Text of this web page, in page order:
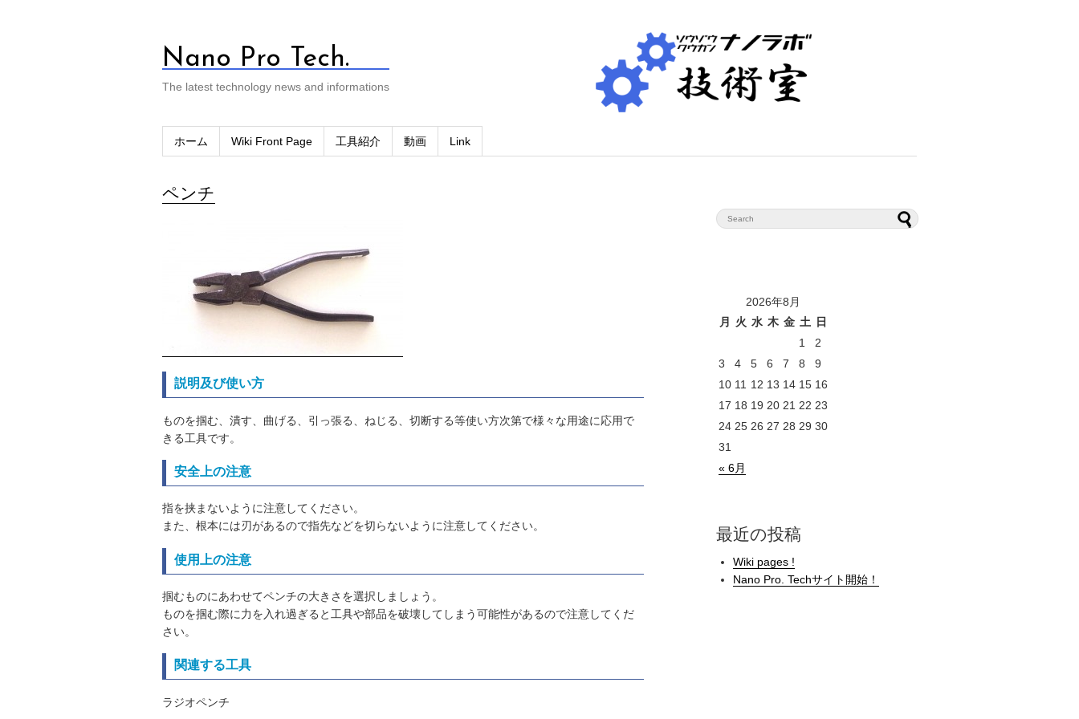
Nano Pro Tech.
The latest technology news and informations
ホーム Wiki Front Page 工具紹介 動画 Link
ペンチ
説明及び使い方
ものを掴む、潰す、曲げる、引っ張る、ねじる、切断する等使い方次第で様々な用途に応用で
きる工具です。
安全上の注意
指を挟まないように注意してください。
また、根本には刃があるので指先などを切らないように注意してください。
使用上の注意
掴むものにあわせてペンチの大きさを選択しましょう。
ものを掴む際に力を入れ過ぎると工具や部品を破壊してしまう可能性があるので注意してくだ
さい。
関連する工具
ラジオペンチ
2026年8月
月
火 水 木 金 土 日
« 6月
1
2
3
4 5 6 7 8
9
10 11 12 13 14 15 16
17 18 19 20 21 22 23
24 25 26 27 28 29 30
31
最近の投稿
Wiki pages !
Nano Pro. Techサイト開始！